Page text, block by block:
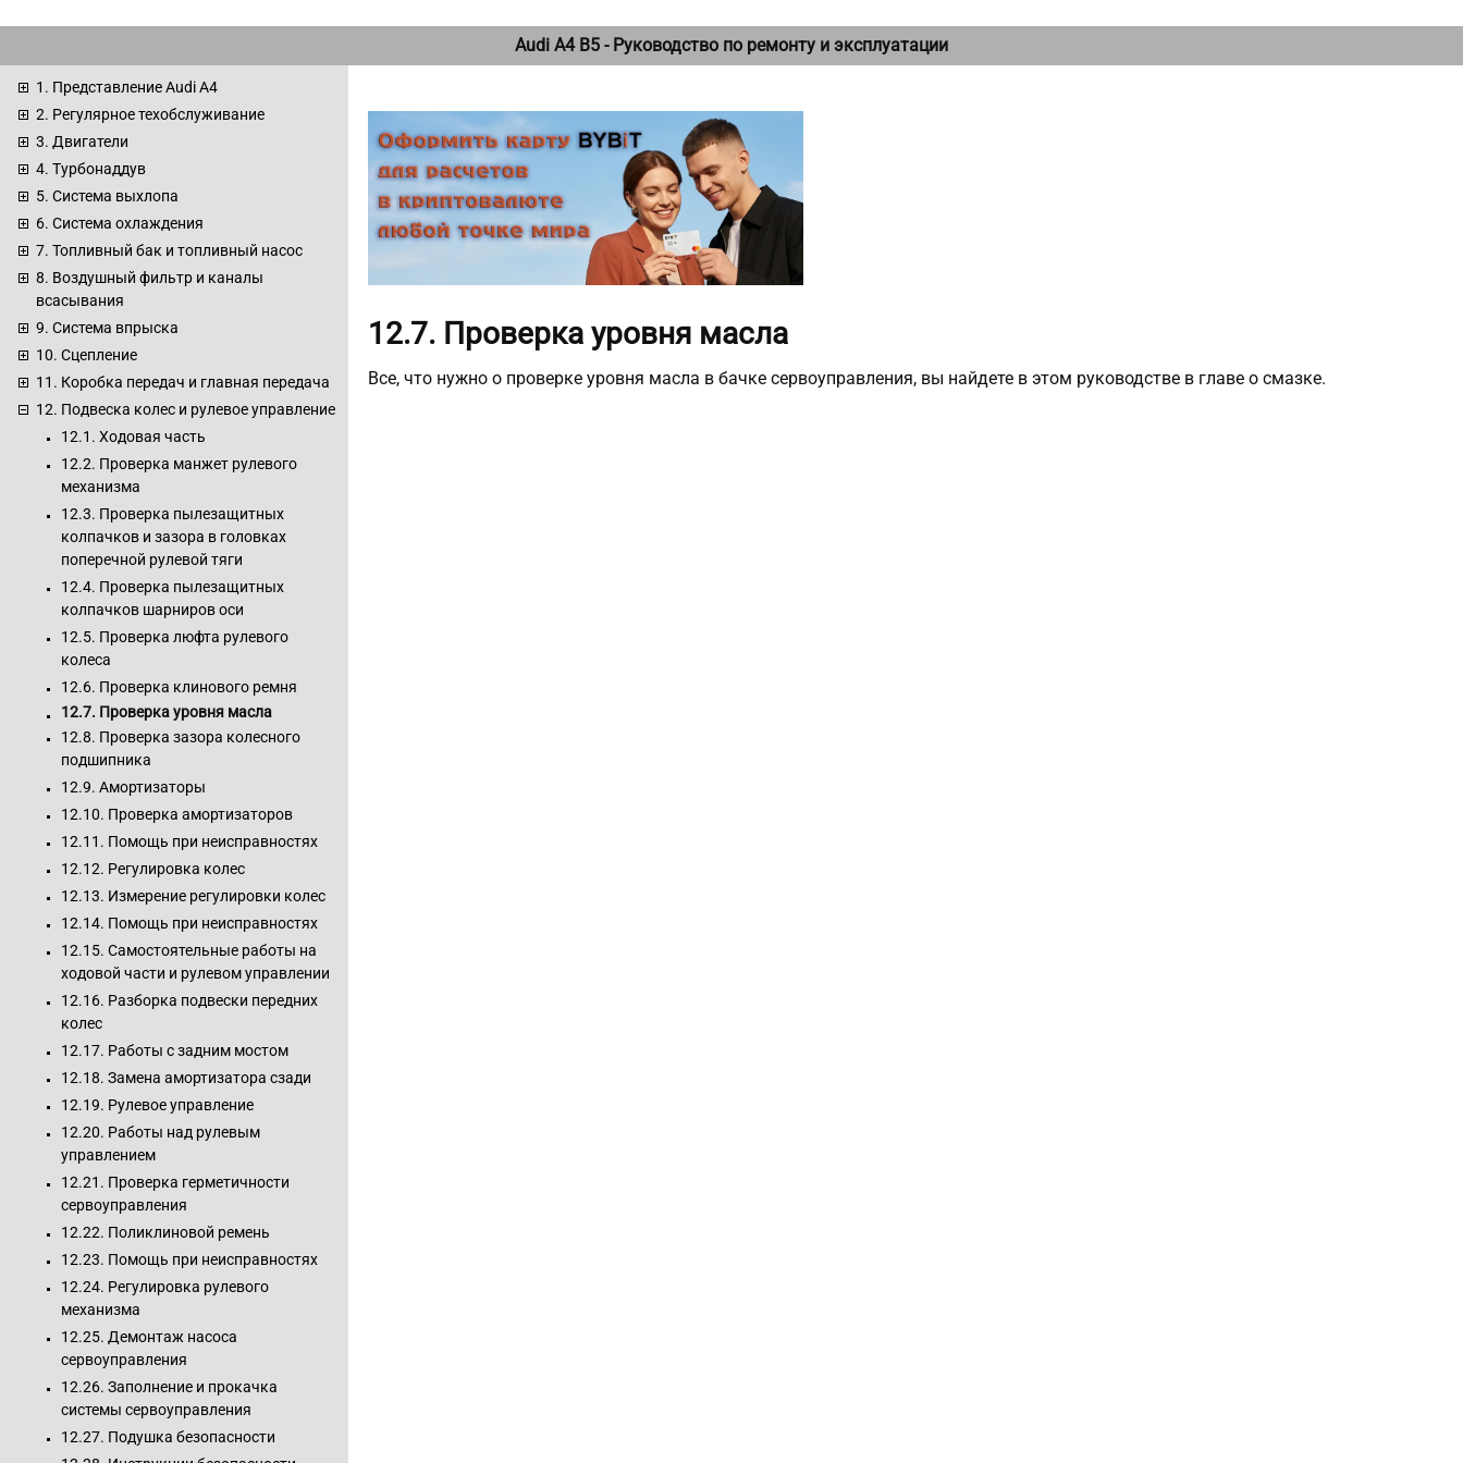
Audi A4 B5 - Руководство по ремонту и эксплуатации
1. Представление Audi A4
2. Регулярное техобслуживание
3. Двигатели
4. Турбонаддув
5. Система выхлопа
6. Система охлаждения
7. Топливный бак и топливный насос
8. Воздушный фильтр и каналы
всасывания
9. Система впрыска
10. Сцепление
11. Коробка передач и главная передача
12. Подвеска колес и рулевое управление
12.1. Ходовая часть
12.2. Проверка манжет рулевого
механизма
12.3. Проверка пылезащитных
колпачков и зазора в головках
поперечной рулевой тяги
12.4. Проверка пылезащитных
колпачков шарниров оси
12.5. Проверка люфта рулевого
колеса
12.6. Проверка клинового ремня
12.7. Проверка уровня масла
12.8. Проверка зазора колесного
подшипника
12.9. Амортизаторы
12.10. Проверка амортизаторов
12.11. Помощь при неисправностях
12.12. Регулировка колес
12.13. Измерение регулировки колес
12.14. Помощь при неисправностях
12.15. Самостоятельные работы на
ходовой части и рулевом управлении
12.16. Разборка подвески передних
колес
12.17. Работы с задним мостом
12.18. Замена амортизатора сзади
12.19. Рулевое управление
12.20. Работы над рулевым
управлением
12.21. Проверка герметичности
сервоуправления
12.22. Поликлиновой ремень
12.23. Помощь при неисправностях
12.24. Регулировка рулевого
механизма
12.25. Демонтаж насоса
сервоуправления
12.26. Заполнение и прокачка
системы сервоуправления
12.27. Подушка безопасности
12.7. Проверка уровня масла
Все, что нужно о проверке уровня масла в бачке сервоуправления, вы найдете в этом руководстве в главе о смазке.